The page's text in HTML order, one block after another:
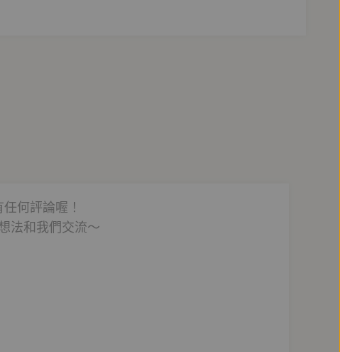
何評論喔！
法和我們交流～